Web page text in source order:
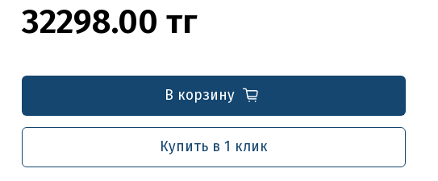
32298.00 тг
В корзину
Купить в 1 клик